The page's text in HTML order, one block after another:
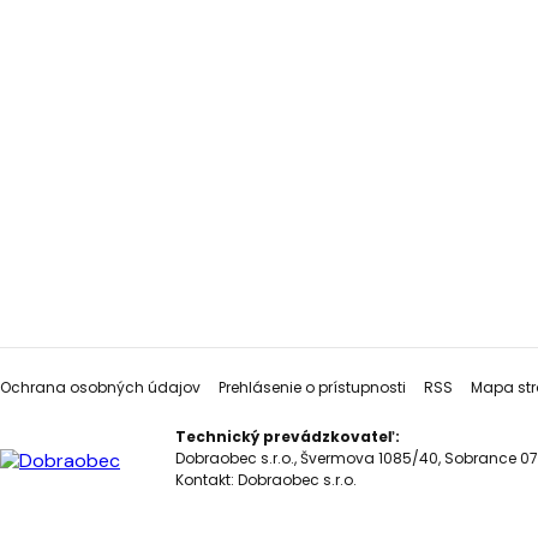
Ochrana osobných údajov Prehlásenie o prístupnosti RSS Mapa
Technický prevádzkovateľ:
Dobraobec s.r.o., Švermova 1085/40, Sobrance
Kontakt: Dobraobec s.r.o.